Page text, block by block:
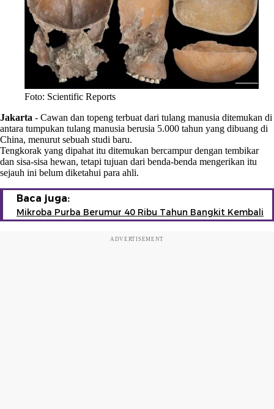
Foto: Scientific Reports
Jakarta - Cawan dan topeng terbuat dari tulang manusia ditemukan di
antara tumpukan tulang manusia berusia 5.000 tahun yang dibuang di
China, menurut sebuah studi baru.
Tengkorak yang dipahat itu ditemukan bercampur dengan tembikar
dan sisa-sisa hewan, tetapi tujuan dari benda-benda mengerikan itu
sejauh ini belum diketahui para ahli.
Baca juga:
Mikroba Purba Berumur 40 Ribu Tahun Bangkit Kembali
ADVERTISEMENT